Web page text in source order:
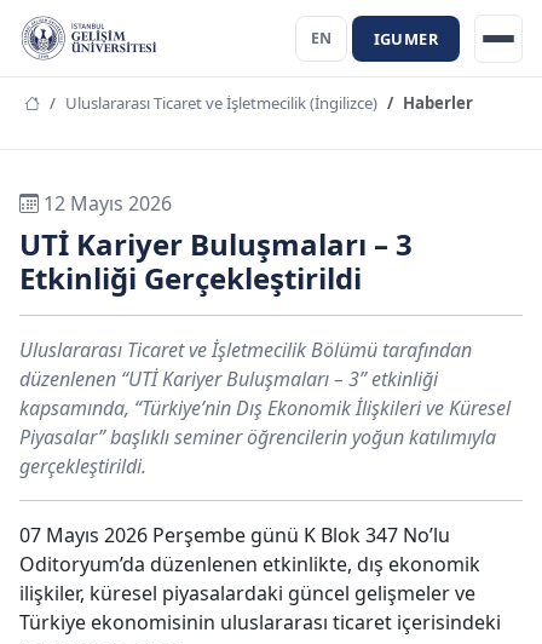
EN IGUMER
Uluslararası Ticaret ve İşletmecilik (İngilizce) Haberler
12 Mayıs 2026
UTİ Kariyer Buluşmaları – 3
Etkinliği Gerçekleştirildi
Uluslararası Ticaret ve İşletmecilik Bölümü tarafından
düzenlenen “UTİ Kariyer Buluşmaları – 3” etkinliği
kapsamında, “Türkiye’nin Dış Ekonomik İlişkileri ve Küresel
Piyasalar” başlıklı seminer öğrencilerin yoğun katılımıyla
gerçekleştirildi.
07 Mayıs 2026 Perşembe günü K Blok 347 No’lu
Oditoryum’da düzenlenen etkinlikte, dış ekonomik
ilişkiler, küresel piyasalardaki güncel gelişmeler ve
Türkiye ekonomisinin uluslararası ticaret içerisindeki